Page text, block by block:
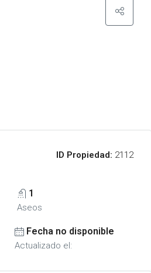
ID Propiedad: 2112
1
Aseos
Fecha no disponible
Actualizado el: